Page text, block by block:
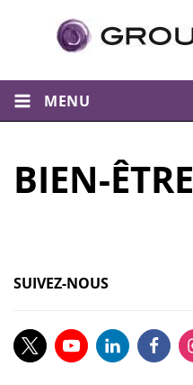
MENU
BIEN-ÊTRE
SUIVEZ-NOUS